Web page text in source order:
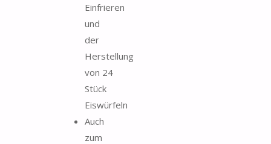
Einfrieren
und
der
Herstellung
von 24
Stück
Eiswürfeln
Auch
zum